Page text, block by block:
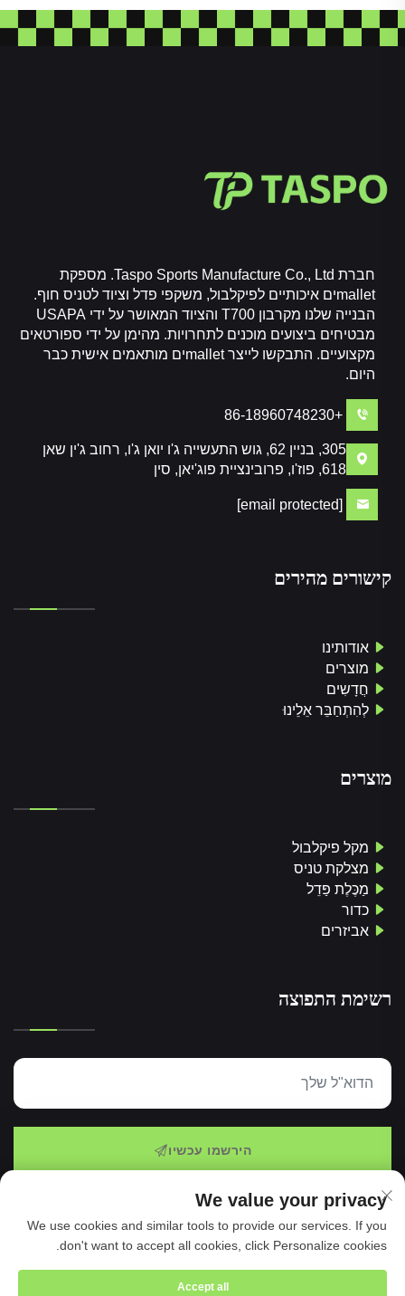
חברת Taspo Sports Manufacture Co., Ltd. מספקת
malletים איכותיים לפיקלבול, משקפי פדל וציוד לטניס חוף.
הבנייה שלנו מקרבון T700 והציוד המאושר על ידי USAPA
מבטיחים ביצועים מוכנים לתחרויות. מהימן על ידי ספורטאים
מקצועיים. התבקשו לייצר malletים מותאמים אישית כבר
היום.
+86-18960748230
305, בניין 62, גוש התעשייה ג'ו יואן ג'ו, רחוב ג'ין שאן
618, פוז'ו, פרובינציית פוג'יאן, סין
[email protected]
קישורים מהירים
אודותינו
מוצרים
חֲדָשִים
לְהִתְחַבֵּר אֵלֵינוּ
מוצרים
מקל פיקלבול
מצלקת טניס
מַכֶּלֶת פַּדֵל
כדור
אביזרים
רשימת התפוצה
הירשמו עכשיו
כל הזכויות שמורות © 2025 לתספוא ספורטס מיינופקטורינג
We value your privacy
We use cookies and similar tools to provide our services. If you
don't want to accept all cookies, click Personalize cookies.
Accept all